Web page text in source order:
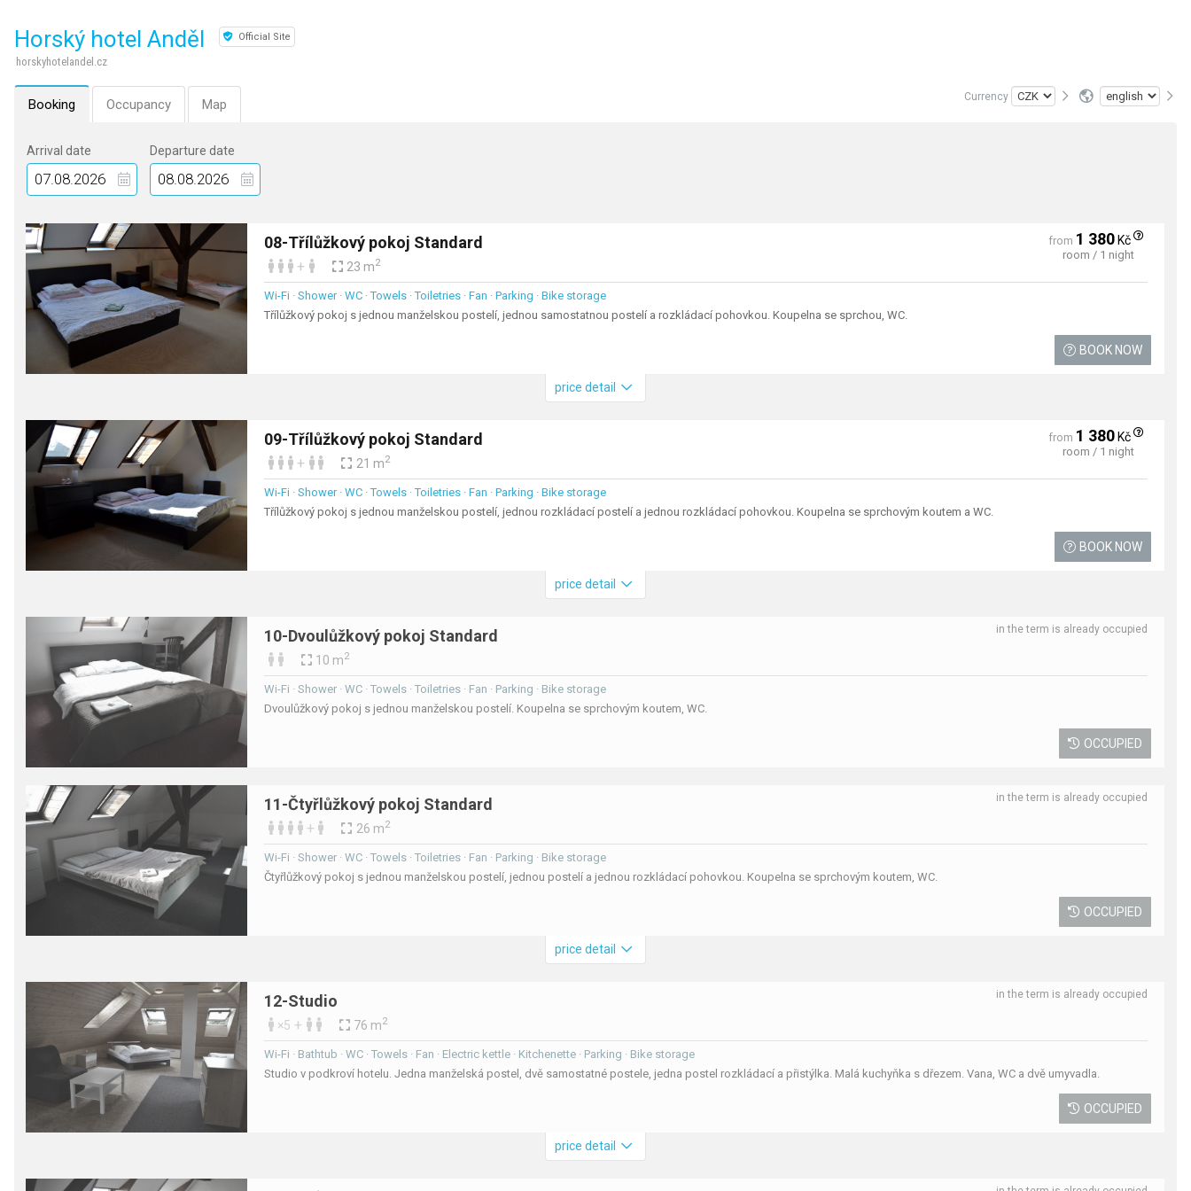
Horský hotel Anděl Official Site
horskyhotelandel.cz
Currency
Booking Occupancy Map
Arrival date Departure date
08-Třílůžkový pokoj Standard
+ 23 m2
from 1 380 Kč
room / 1 night
Wi-Fi · Shower · WC · Towels · Toiletries · Fan · Parking · Bike storage
Třílůžkový pokoj s jednou manželskou postelí, jednou samostatnou postelí a rozkládací pohovkou. Koupelna se sprchou, WC.
BOOK NOW
price detail
09-Třílůžkový pokoj Standard
+ 21 m2
from 1 380 Kč
room / 1 night
Wi-Fi · Shower · WC · Towels · Toiletries · Fan · Parking · Bike storage
Třílůžkový pokoj s jednou manželskou postelí, jednou rozkládací postelí a jednou rozkládací pohovkou. Koupelna se sprchovým koutem a WC.
BOOK NOW
price detail
10-Dvoulůžkový pokoj Standard
10 m2
in the term is already occupied
Wi-Fi · Shower · WC · Towels · Toiletries · Fan · Parking · Bike storage
Dvoulůžkový pokoj s jednou manželskou postelí. Koupelna se sprchovým koutem, WC.
OCCUPIED
11-Čtyřlůžkový pokoj Standard
+ 26 m2
in the term is already occupied
Wi-Fi · Shower · WC · Towels · Toiletries · Fan · Parking · Bike storage
Čtyřlůžkový pokoj s jednou manželskou postelí, jednou postelí a jednou rozkládací pohovkou. Koupelna se sprchovým koutem, WC.
OCCUPIED
price detail
12-Studio
×5 + 76 m2
in the term is already occupied
Wi-Fi · Bathtub · WC · Towels · Fan · Electric kettle · Kitchenette · Parking · Bike storage
Studio v podkroví hotelu. Jedna manželská postel, dvě samostatné postele, jedna postel rozkládací a přistýlka. Malá kuchyňka s dřezem. Vana, WC a dvě umyvadla.
OCCUPIED
price detail